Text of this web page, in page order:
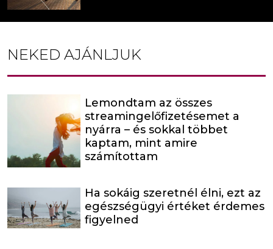
NEKED AJÁNLJUK
Lemondtam az összes
streamingelőfizetésemet a
nyárra – és sokkal többet
kaptam, mint amire
számítottam
Ha sokáig szeretnél élni, ezt az
egészségügyi értéket érdemes
figyelned